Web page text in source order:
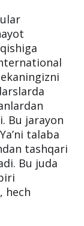
Bu jarayon
talaba
tashqari
Bu juda
hech